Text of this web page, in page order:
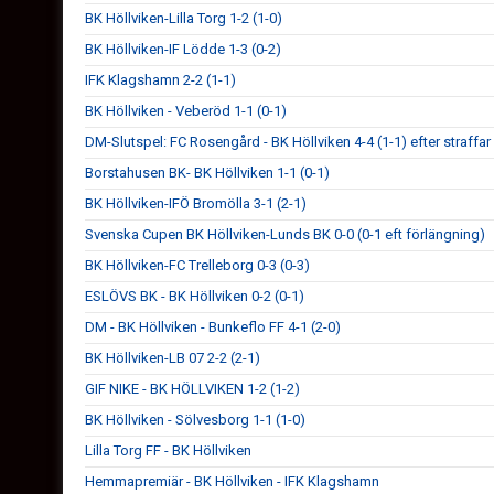
BK Höllviken-Lilla Torg 1-2 (1-0)
BK Höllviken-IF Lödde 1-3 (0-2)
IFK Klagshamn 2-2 (1-1)
BK Höllviken - Veberöd 1-1 (0-1)
DM-Slutspel: FC Rosengård - BK Höllviken 4-4 (1-1) efter straffar
Borstahusen BK- BK Höllviken 1-1 (0-1)
BK Höllviken-IFÖ Bromölla 3-1 (2-1)
Svenska Cupen BK Höllviken-Lunds BK 0-0 (0-1 eft förlängning)
BK Höllviken-FC Trelleborg 0-3 (0-3)
ESLÖVS BK - BK Höllviken 0-2 (0-1)
DM - BK Höllviken - Bunkeflo FF 4-1 (2-0)
BK Höllviken-LB 07 2-2 (2-1)
GIF NIKE - BK HÖLLVIKEN 1-2 (1-2)
BK Höllviken - Sölvesborg 1-1 (1-0)
Lilla Torg FF - BK Höllviken
Hemmapremiär - BK Höllviken - IFK Klagshamn